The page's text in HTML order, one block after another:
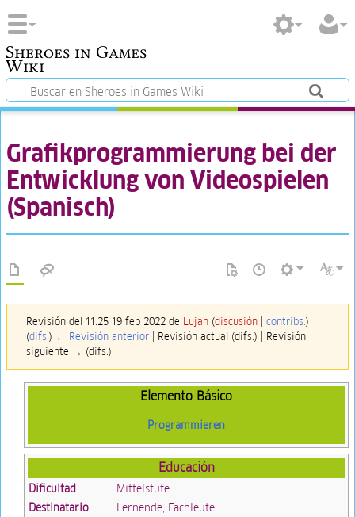
Sheroes in Games
Wiki
Grafikprogrammierung bei der
Entwicklung von Videospielen
(Spanisch)
Revisión del 11:25 19 feb 2022 de Lujan (discusión| contribs.)
(difs.) ← Revisión anterior| Revisión actual (difs.) | Revisión
siguiente → (difs.)
Elemento Básico
Programmieren
Educación
Dificultad
Mittelstufe
Destinatario
Lernende, Fachleute